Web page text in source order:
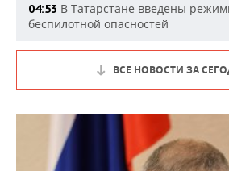
04:53 В Татарстане введены
беспилотной опасностей
ВСЕ НОВОСТИ ЗА